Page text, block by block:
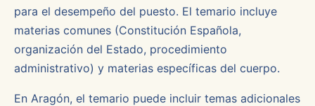
para el desempeño del puesto. El temario incluye
materias comunes (Constitución Española,
organización del Estado, procedimiento
administrativo) y materias específicas del cuerpo.
En Aragón, el temario puede incluir temas adicionales